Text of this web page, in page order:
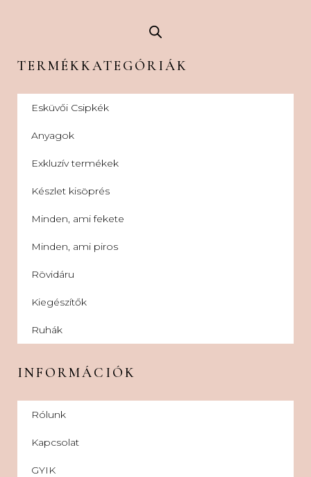
TERMÉKKATEGÓRIÁK
Esküvői Csipkék
Anyagok
Exkluzív termékek
Készlet kisöprés
Minden, ami fekete
Minden, ami piros
Rövidáru
Kiegészítők
Ruhák
INFORMÁCIÓK
Rólunk
Kapcsolat
GYIK